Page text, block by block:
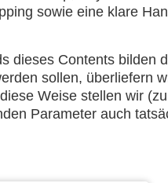
sowie eine klare
dieses Contents bilden
sollen, überliefern
Weise stellen wir
Parameter auch